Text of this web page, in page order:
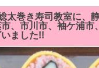
太巻き寿司教室に、
、市川市、袖ケ浦市
ました!!